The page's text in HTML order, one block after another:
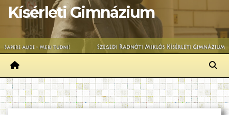
Kísérleti Gimnázium